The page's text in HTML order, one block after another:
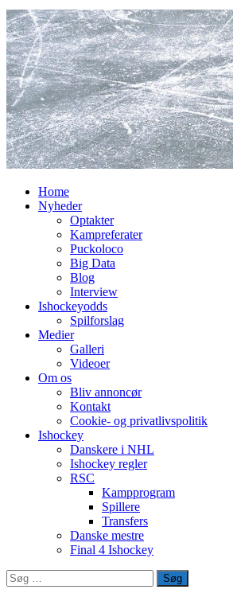
Home
Nyheder
Optakter
Kampreferater
Puckoloco
Big Data
Blog
Interview
Ishockeyodds
Spilforslag
Medier
Galleri
Videoer
Om os
Bliv annoncør
Kontakt
Cookie- og privatlivspolitik
Ishockey
Danskere i NHL
Ishockey regler
RSC
Kampprogram
Spillere
Transfers
Danske mestre
Final 4 Ishockey
Søg
efter: